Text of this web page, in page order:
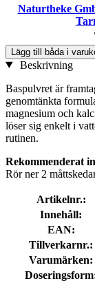
Naturtheke
Lägg till båda i
Beskrivning
Baspulvret är
genomtänkta
magnesium och
löser sig enkelt i
rutinen.
Rekommenderat
Rör ner 2
Artikelnr.:
Innehåll:
EAN:
Tillverkarnr.:
Varumärken: